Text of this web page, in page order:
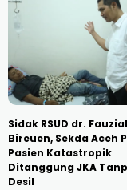
Sidak RSUD dr.
Bireuen, Sekda Aceh
Pasien Katastropik
Ditanggung JKA
Desil